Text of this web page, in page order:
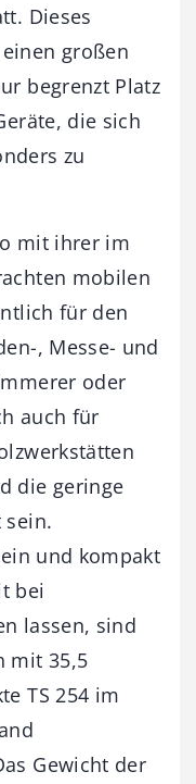
Dieses
großen
begrenzt Platz
die sich
zu
mit ihrer im
mobilen
für den
, Messe- und
oder
auch für
die geringe
sein.
und kompakt
bei
lassen, sind
mit 35,5
TS 254 im
Gewicht der